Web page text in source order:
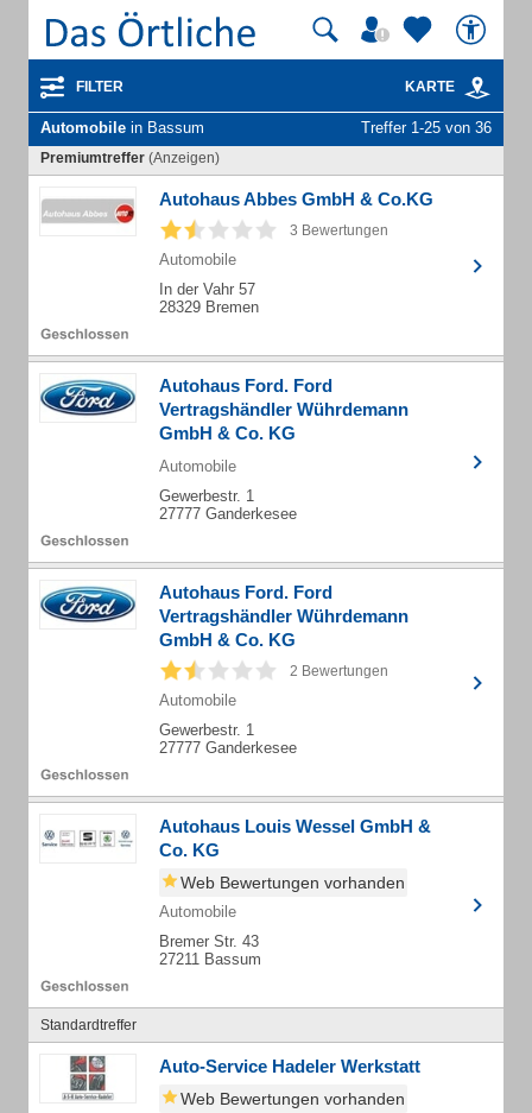
FILTER KARTE
Automobile in Bassum Treffer 1-25 von 36
Premiumtreffer (Anzeigen)
Autohaus Abbes GmbH & Co.KG
3 Bewertungen
Automobile
In der Vahr 57
28329 Bremen
Autohaus Ford. Ford
Vertragshändler Wührdemann
GmbH & Co. KG
Automobile
Gewerbestr. 1
27777 Ganderkesee
Autohaus Ford. Ford
Vertragshändler Wührdemann
GmbH & Co. KG
2 Bewertungen
Automobile
Gewerbestr. 1
27777 Ganderkesee
Autohaus Louis Wessel GmbH &
Co. KG
Web Bewertungen vorhanden
Automobile
Bremer Str. 43
27211 Bassum
Standardtreffer
Auto-Service Hadeler Werkstatt
Web Bewertungen vorhanden